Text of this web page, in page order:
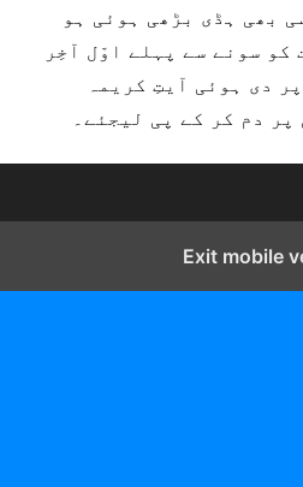
بھی ہڈی بڑھی ہوئی ہو
کو سونے سے پہلے اوّل آخِر
دی ہوئی آیتِ کریمہ
Exit mobile